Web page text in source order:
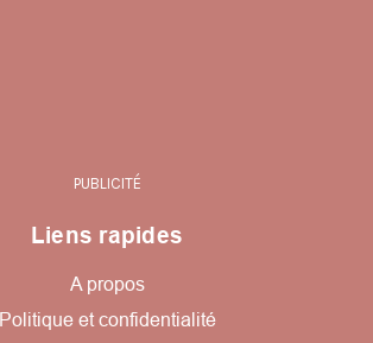
PUBLICITÉ
Liens rapides
A propos
Politique et confidentialité